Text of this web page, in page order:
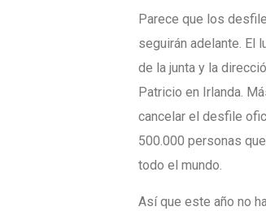
Parece que los
seguirán adelante. El
de la junta y la
Patricio en Irlanda.
cancelar el desfile
500.000 personas
todo el mundo.
Así que este año no